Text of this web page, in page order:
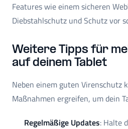
Features wie einem sicheren
Diebstahlschutz und Schutz vor
Weitere Tipps für
auf deinem Tablet
Neben einem guten Virenschutz
Maßnahmen ergreifen, um dein
Regelmäßige Updates: Halte